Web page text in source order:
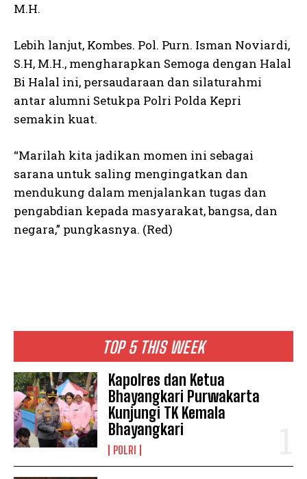
TOP 5 THIS WEEK
Kapolres dan Ketua
Bhayangkari Purwakarta
Kunjungi TK Kemala
Bhayangkari
POLRI
M.H.
Lebih lanjut, Kombes. Pol. Purn. Isman Noviardi,
S.H, M.H., mengharapkan Semoga dengan Halal
Bi Halal ini, persaudaraan dan silaturahmi
antar alumni Setukpa Polri Polda Kepri
semakin kuat.
“Marilah kita jadikan momen ini sebagai
sarana untuk saling mengingatkan dan
mendukung dalam menjalankan tugas dan
pengabdian kepada masyarakat, bangsa, dan
negara,” pungkasnya. (Red)